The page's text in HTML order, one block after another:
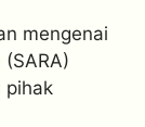
mengenai
pihak